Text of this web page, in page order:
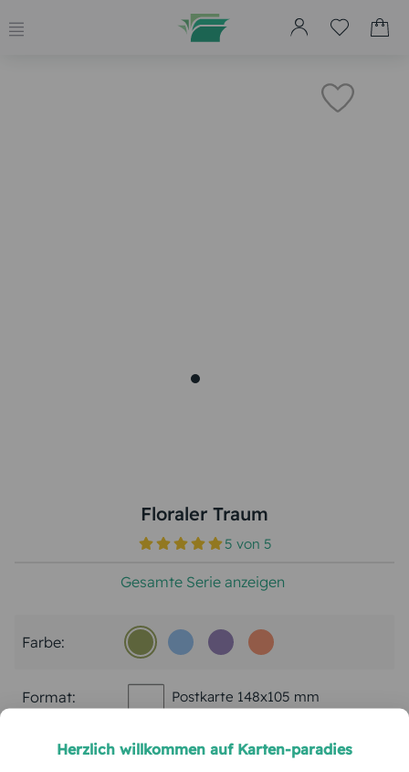
Floraler Traum
5 von 5
Gesamte Serie anzeigen
Farbe:
Format: Postkarte 148x105 mm
Papierart: Bilderdruck
Herzlich willkommen auf Karten-paradies